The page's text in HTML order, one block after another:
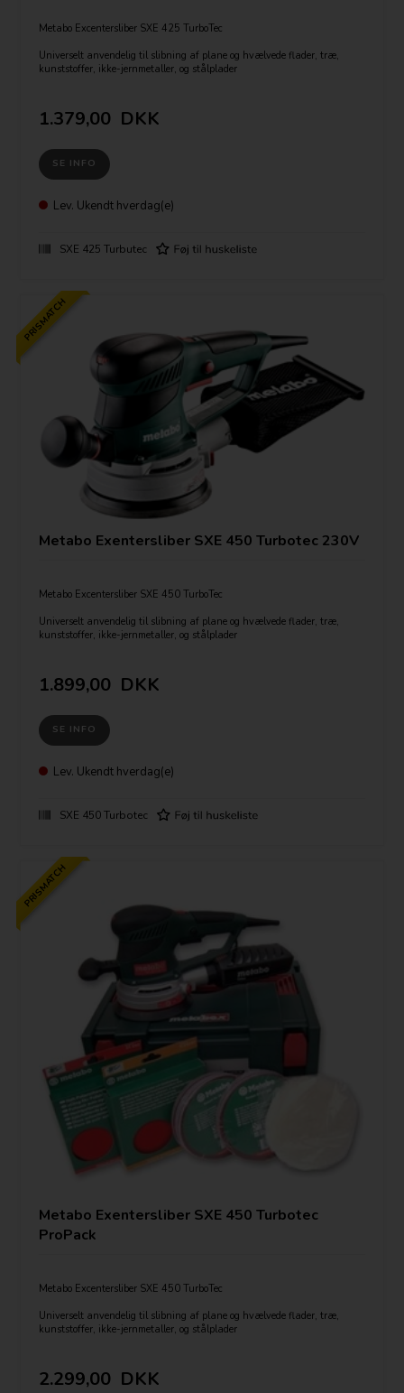
Metabo Excentersliber SXE 425 TurboTec
Universelt anvendelig til slibning af plane og hvælvede flader, træ,
kunststoffer, ikke-jernmetaller, og stålplader
Trinløs Hastighed
Svingbevægelse ø 5mm
1.379,00 DKK
SE INFO
Lev. Ukendt hverdag(e)
SXE 425 Turbutec
PRISMATCH
Metabo Exentersliber SXE 450 Turbotec 230V
Metabo Excentersliber SXE 450 TurboTec
Universelt anvendelig til slibning af plane og hvælvede flader, træ,
kunststoffer, ikke-jernmetaller, og stålplader
Trinløs Hastighed
Svingbevægelse 2 indstillinger
Leveres i papkasse.
1.899,00 DKK
SE INFO
Lev. Ukendt hverdag(e)
SXE 450 Turbotec
PRISMATCH
Metabo Exentersliber SXE 450 Turbotec
ProPack
Metabo Excentersliber SXE 450 TurboTec
Universelt anvendelig til slibning af plane og hvælvede flader, træ,
kunststoffer, ikke-jernmetaller, og stålplader
Trinløs Hastighed
Svingbevægelse 2 indstillinger
2.299,00 DKK